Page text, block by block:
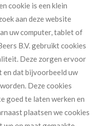
cookie is een klein
aan deze website
uw computer, tablet of
B.V. gebruikt cookies
Deze zorgen ervoor
en dat bijvoorbeeld uw
Deze cookies
goed te laten werken en
plaatsen we cookies